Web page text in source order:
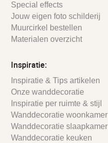
Special effects
Jouw eigen foto schilderij
Muurcirkel bestellen
Materialen overzicht
Inspiratie:
Inspiratie & Tips artikelen
Onze wanddecoratie
Inspiratie per ruimte & stijl
Wanddecoratie woonkamer
Wanddecoratie slaapkamer
Wanddecoratie keuken